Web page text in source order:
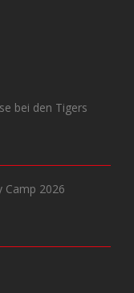
bei den Tigers
Camp 2026